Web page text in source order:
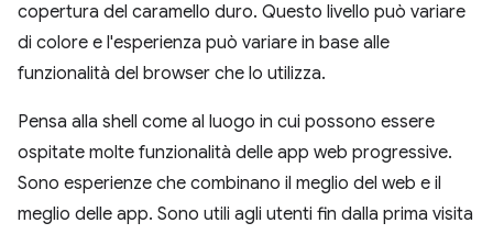
copertura del caramello duro. Questo livello può variare
di colore e l'esperienza può variare in base alle
funzionalità del browser che lo utilizza.
Pensa alla shell come al luogo in cui possono essere
ospitate molte funzionalità delle app web progressive.
Sono esperienze che combinano il meglio del web e il
meglio delle app. Sono utili agli utenti fin dalla prima visita